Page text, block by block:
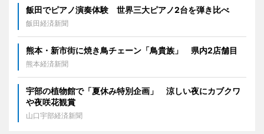
飯田でピアノ演奏体験 世界三大ピアノ2台を弾き比べ
飯田経済新聞
熊本・新市街に焼き鳥チェーン「鳥貴族」 県内2店舗目
熊本経済新聞
宇部の植物館で「夏休み特別企画」 涼しい夜にカブクワ
や夜咲花観賞
山口宇部経済新聞